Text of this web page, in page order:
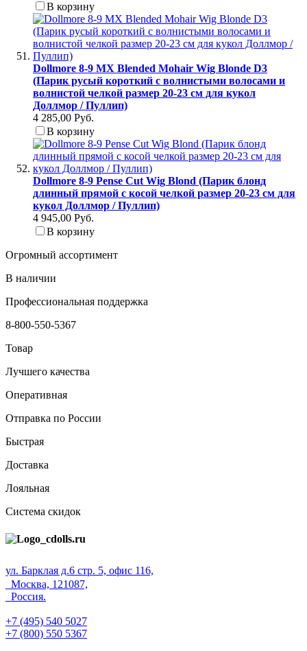
В корзину
Dollmore 8-9 MX Blended Mohair Wig Blonde D3
(Парик русый короткий с волнистыми волосами и
волнистой челкой размер 20-23 см для кукол
Доллмор / Пуллип)
4 285,00 Руб.
В корзину
Dollmore 8-9 Pense Cut Wig Blond (Парик блонд
длинный прямой с косой челкой размер 20-23 см для
кукол Доллмор / Пуллип)
4 945,00 Руб.
В корзину
Огромный ассортимент
В наличии
Профессиональная поддержка
8-800-550-5367
Товар
Лучшего качества
Оперативная
Отправка по России
Быстрая
Доставка
Лояльная
Система скидок
ул. Барклая д.6 стр. 5, офис 116,
Москва, 121087,
Россия.
+7 (495) 540 5027
+7 (800) 550 5367